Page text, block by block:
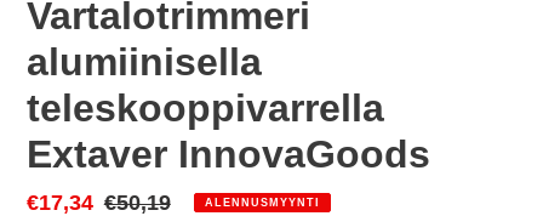
Vartalotrimmeri
alumiinisella
teleskooppivarrella
Extaver InnovaGoods
Myyntihinta
€17,34 Normaalihinta
€50,19 ALENNUSMYYNTI